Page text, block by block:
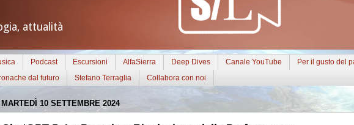
attualità
Podcast Escursioni AlfaSierra Deep Dives Canale YouTube Per il gusto del
dal futuro Stefano Terraglia Collabora con noi
MARTEDÌ 10 SETTEMBRE 2024